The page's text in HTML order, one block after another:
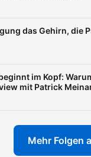
das Gehirn, die
im Kopf:
mit Patrick
Mehr Folgen